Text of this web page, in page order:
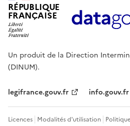
RÉPUBLIQUE
FRANÇAISE
Un produit de la Direction
(DINUM).
legifrance.gouv.fr info.gouv.fr
Licences Modalités d'utilisation